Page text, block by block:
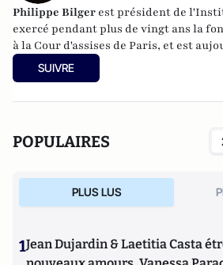
Philippe Bilger est président de
exercé pendant plus de vingt ans la
à la Cour d'assises de Paris, et est
honoraire. Il a été amené à requérir
affaires qui ont défrayé la chronique
Carrefour du développement,
(éditions Le Passeur, 2015). En 2017, il
rien qu'elleetMoi, Emmanuel Macron,
les deux aux Editions Le Cerf.
SUIVRE
POPULAIRES
PLUS LUS
1Jean Dujardin & Laetitia Casta